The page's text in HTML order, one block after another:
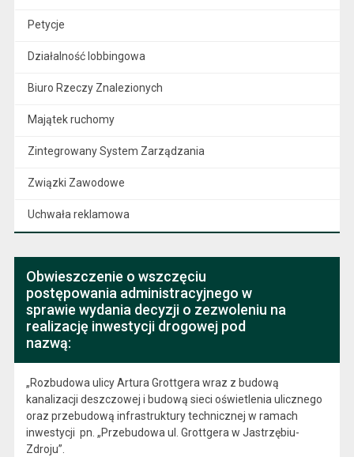
Petycje
Działalność lobbingowa
Biuro Rzeczy Znalezionych
Majątek ruchomy
Zintegrowany System Zarządzania
Związki Zawodowe
Uchwała reklamowa
Obwieszczenie o wszczęciu
postępowania administracyjnego w
sprawie wydania decyzji o zezwoleniu na
realizację inwestycji drogowej pod
nazwą:
„Rozbudowa ulicy Artura Grottgera wraz z budową
kanalizacji deszczowej i budową sieci oświetlenia ulicznego
oraz przebudową infrastruktury technicznej w ramach
inwestycji pn. „Przebudowa ul. Grottgera w Jastrzębiu-
Zdroju”.